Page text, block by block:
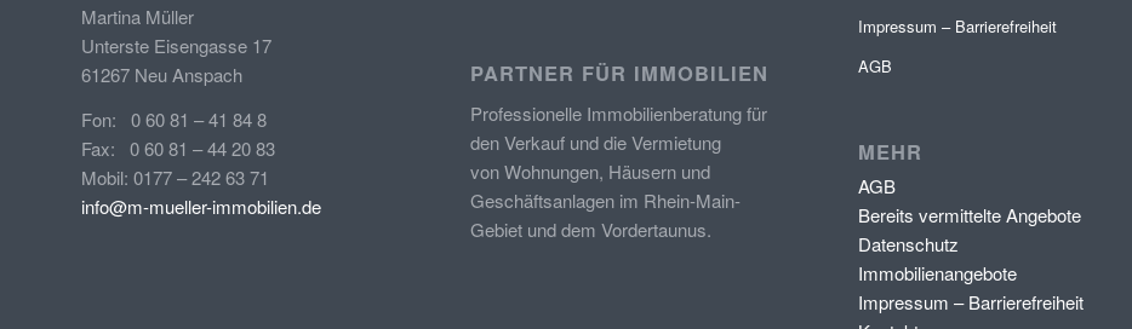
Martina Müller
Unterste Eisengasse 17
61267 Neu Anspach
Fon: 0 60 81 – 41 84 8
Fax: 0 60 81 – 44 20 83
Mobil: 0177 – 242 63 71
info@m-mueller-immobilien.de
PARTNER FÜR IMMOBILIEN
Professionelle Immobilienberatungfür
den Verkauf und die Vermietung
vonWohnungen, Häusern und
Geschäftsanlagen im Rhein-Main-
Gebiet und dem Vordertaunus.
Impressum – Barrierefreiheit
AGB
MEHR
AGB
Bereits vermittelte Angebote
Datenschutz
Immobilienangebote
Impressum – Barrierefreiheit